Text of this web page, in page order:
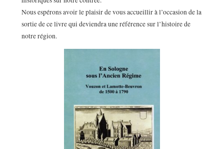
Nous espérons avoir le plaisir de vous accueillir à l’occasion de la
sortie de ce livre qui deviendra une référence sur l’histoire de
notre région.